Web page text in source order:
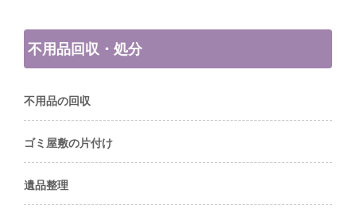
不用品回収・処分
不用品の回収
ゴミ屋敷の片付け
遺品整理